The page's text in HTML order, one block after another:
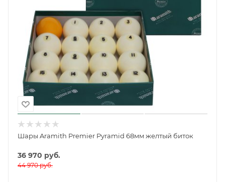
Шары Aramith Premier Pyramid 68мм желтый биток
36 970 руб.
44 970руб.